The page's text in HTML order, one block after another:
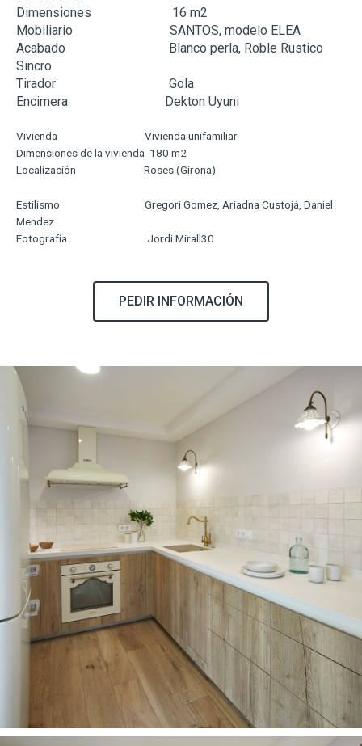
Dimensiones 16 m2
Mobiliario
SANTOS, modelo ELEA
Acabado Blanco perla, Roble Rustico
Sincro
Tirador Gola
Encimera Dekton Uyuni
Vivienda Vivienda unifamiliar
Dimensiones de la vivienda 180 m2
Localización Roses (Girona)
Estilismo Gregori Gomez, Ariadna Custojá, Daniel
Mendez
Fotografía Jordi Mirall30
PEDIR INFORMACIÓN